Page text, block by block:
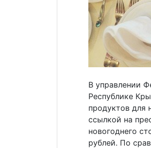
В управлении
Республике
продуктов для
ссылкой на
новогоднего
рублей. По